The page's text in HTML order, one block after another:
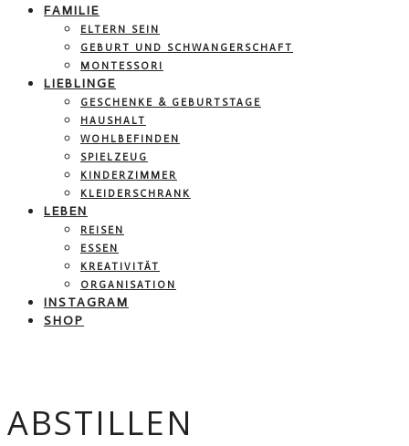
FAMILIE
ELTERN SEIN
GEBURT UND SCHWANGERSCHAFT
MONTESSORI
LIEBLINGE
GESCHENKE & GEBURTSTAGE
HAUSHALT
WOHLBEFINDEN
SPIELZEUG
KINDERZIMMER
KLEIDERSCHRANK
LEBEN
REISEN
ESSEN
KREATIVITÄT
ORGANISATION
INSTAGRAM
SHOP
ABSTILLEN